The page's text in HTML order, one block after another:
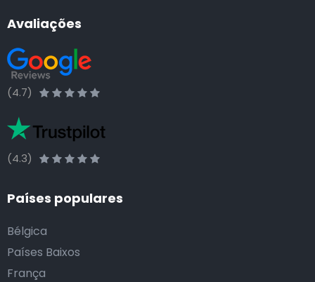
Avaliações
(4.7)
(4.3)
Países populares
Bélgica
Países Baixos
França